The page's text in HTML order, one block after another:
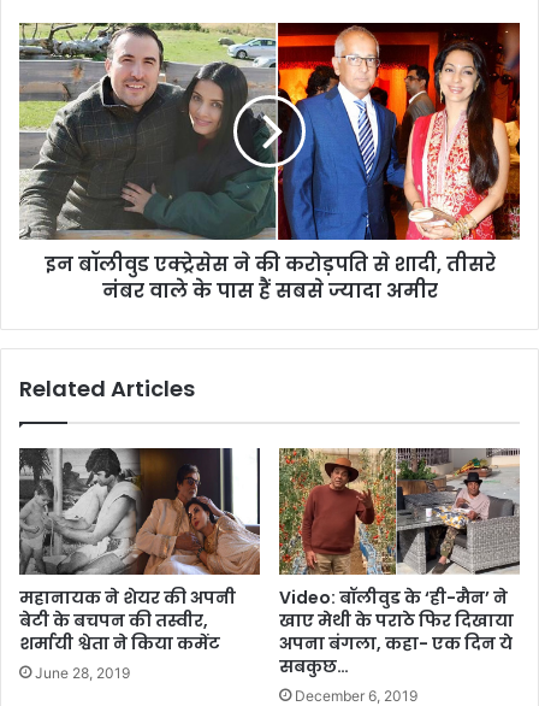
इन बॉलीवुड एक्ट्रेसेस ने की करोड़पति से शादी, तीसरे
नंबर वाले के पास हैं सबसे ज्यादा अमीर
Related Articles
महानायक ने शेयर की अपनी
बेटी के बचपन की तस्वीर,
शर्मायी श्वेता ने किया कमेंट
June 28, 2019
Video: बॉलीवुड के ‘ही-मैन’ ने
खाए मेथी के पराठे फिर दिखाया
अपना बंगला, कहा- एक दिन ये
सबकुछ…
December 6, 2019